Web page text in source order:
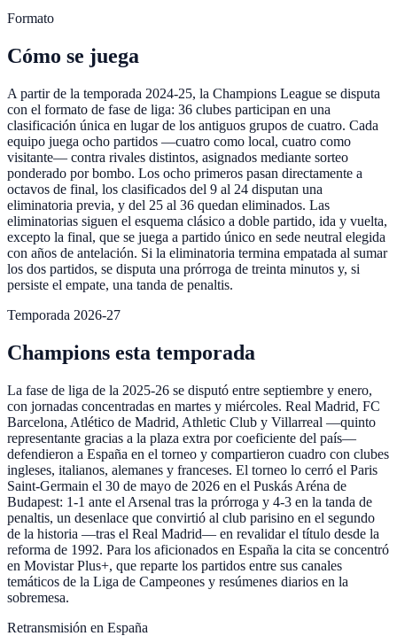
Formato
Cómo se juega
A partir de la temporada 2024-25, la Champions League se disputa
con el formato de fase de liga: 36 clubes participan en una
clasificación única en lugar de los antiguos grupos de cuatro. Cada
equipo juega ocho partidos —cuatro como local, cuatro como
visitante— contra rivales distintos, asignados mediante sorteo
ponderado por bombo. Los ocho primeros pasan directamente a
octavos de final, los clasificados del 9 al 24 disputan una
eliminatoria previa, y del 25 al 36 quedan eliminados. Las
eliminatorias siguen el esquema clásico a doble partido, ida y vuelta,
excepto la final, que se juega a partido único en sede neutral elegida
con años de antelación. Si la eliminatoria termina empatada al sumar
los dos partidos, se disputa una prórroga de treinta minutos y, si
persiste el empate, una tanda de penaltis.
Temporada 2026-27
Champions esta temporada
La fase de liga de la 2025-26 se disputó entre septiembre y enero,
con jornadas concentradas en martes y miércoles. Real Madrid, FC
Barcelona, Atlético de Madrid, Athletic Club y Villarreal —quinto
representante gracias a la plaza extra por coeficiente del país—
defendieron a España en el torneo y compartieron cuadro con clubes
ingleses, italianos, alemanes y franceses. El torneo lo cerró el Paris
Saint-Germain el 30 de mayo de 2026 en el Puskás Aréna de
Budapest: 1-1 ante el Arsenal tras la prórroga y 4-3 en la tanda de
penaltis, un desenlace que convirtió al club parisino en el segundo
de la historia —tras el Real Madrid— en revalidar el título desde la
reforma de 1992. Para los aficionados en España la cita se concentró
en Movistar Plus+, que reparte los partidos entre sus canales
temáticos de la Liga de Campeones y resúmenes diarios en la
sobremesa.
Retransmisión en España